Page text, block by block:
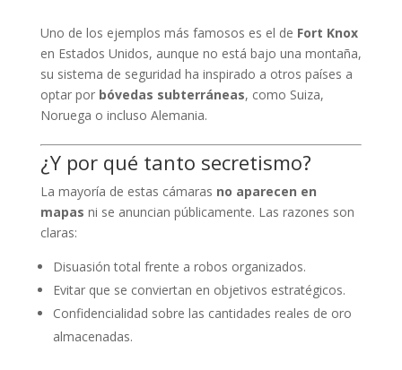
Uno de los ejemplos más famosos es el de Fort Knox
en Estados Unidos, aunque no está bajo una montaña,
su sistema de seguridad ha inspirado a otros países a
optar por bóvedas subterráneas, como Suiza,
Noruega o incluso Alemania.
¿Y por qué tanto secretismo?
La mayoría de estas cámaras no aparecen en
mapas ni se anuncian públicamente. Las razones son
claras:
Disuasión total frente a robos organizados.
Evitar que se conviertan en objetivos estratégicos.
Confidencialidad sobre las cantidades reales de oro
almacenadas.